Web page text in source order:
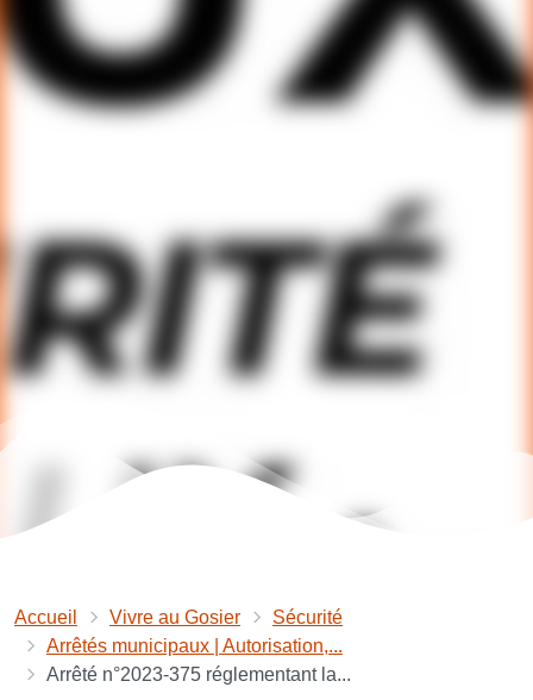
Accueil Vivre au Gosier
Sécurité
Arrêtés municipaux | Autorisation,...
Arrêté n°2023-375 réglementant la...